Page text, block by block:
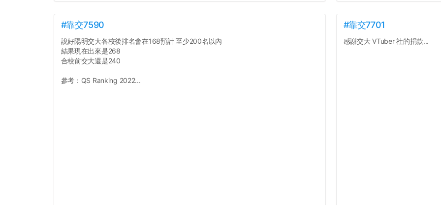
#靠交7590
說好陽明交大各校後排名會在168預計 至少200名以內
結果現在出來是268
合校前交大還是240
參考：QS Ranking 2022...
#靠交7701
感謝交大 VTuber 社的捐款...